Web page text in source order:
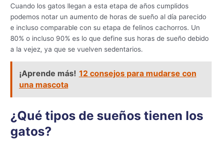
Cuando los gatos llegan a esta etapa de años cumplidos
podemos notar un aumento de horas de sueño al día parecido
e incluso comparable con su etapa de felinos cachorros. Un
80% o incluso 90% es lo que define sus horas de sueño debido
a la vejez, ya que se vuelven sedentarios.
¡Aprende más! 12 consejos para mudarse con
una mascota
¿Qué tipos de sueños tienen los
gatos?